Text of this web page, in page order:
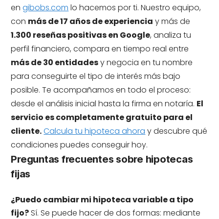
engibobs.com lo hacemos por ti. Nuestro equipo,
con más de 17 años de experiencia y más de
1.300 reseñas positivas en Google, analiza tu
perfil financiero, compara en tiempo real entre
más de 30 entidadesy negocia en tu nombre
para conseguirte el tipo de interés más bajo
posible. Te acompañamos en todo el proceso:
desde el análisis inicial hasta la firma en notaría. El
servicio es completamente gratuito para el
cliente.Calcula tu hipoteca ahora y descubre qué
condiciones puedes conseguir hoy.
Preguntas frecuentes sobre hipotecas
fijas
¿Puedo cambiar mi hipoteca variable a tipo
fijo? Sí. Se puede hacer de dos formas: mediante